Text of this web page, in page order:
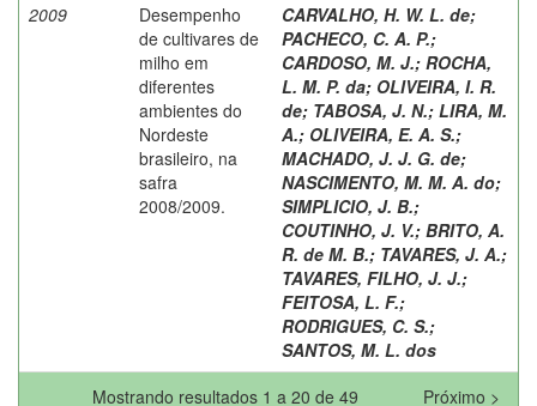
2009
Desempenho
de cultivares de
milho em
diferentes
ambientes do
Nordeste
brasileiro, na
safra
2008/2009.
CARVALHO, H. W. L. de;
PACHECO, C. A. P.;
CARDOSO, M. J.; ROCHA,
L. M. P. da; OLIVEIRA, I. R.
de; TABOSA, J. N.; LIRA, M.
A.; OLIVEIRA, E. A. S.;
MACHADO, J. J. G. de;
NASCIMENTO, M. M. A. do;
SIMPLICIO, J. B.;
COUTINHO, J. V.; BRITO, A.
R. de M. B.; TAVARES, J. A.;
TAVARES, FILHO, J. J.;
FEITOSA, L. F.;
RODRIGUES, C. S.;
SANTOS, M. L. dos
Mostrando resultados 1 a 20 de 49
Próximo >